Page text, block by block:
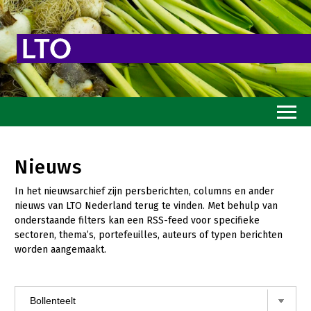
Toekomstvisie
Goed eten
Mooi groen
Sterk ondernemerschap
Nieuws
In het nieuwsarchief zijn persberichten, columns en ander
nieuws van LTO Nederland terug te vinden. Met behulp van
onderstaande filters kan een RSS-feed voor specifieke
sectoren, thema’s, portefeuilles, auteurs of typen berichten
worden aangemaakt.